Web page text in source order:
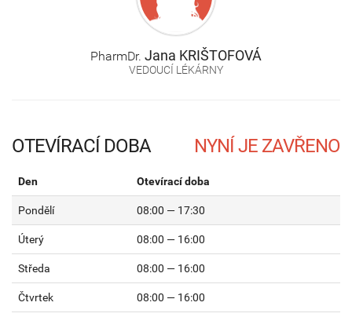
PharmDr. Jana KRIŠTOFOVÁ
VEDOUCÍ LÉKÁRNY
OTEVÍRACÍ DOBA
Den Otevírací doba
Pondělí 08:00 — 17:30
Úterý 08:00 — 16:00
Středa 08:00 — 16:00
Čtvrtek 08:00 — 16:00